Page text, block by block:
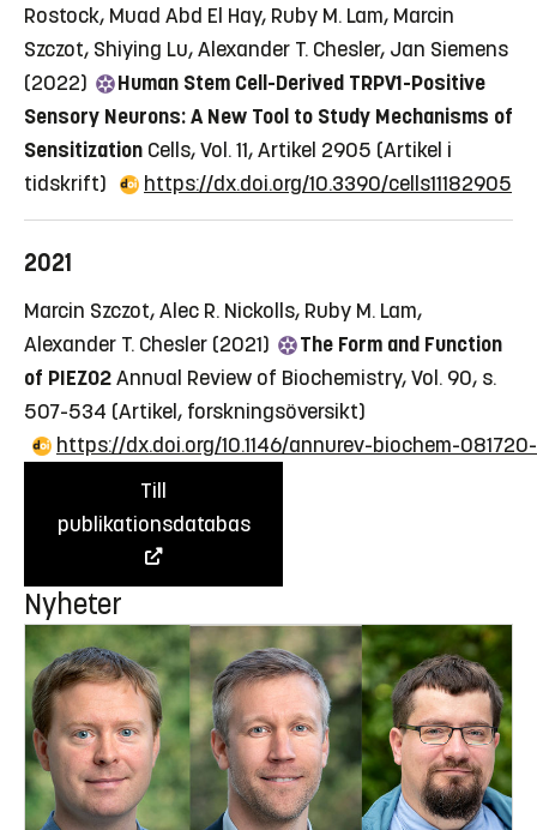
Rostock, Muad Abd El Hay, Ruby M. Lam, Marcin
Szczot, Shiying Lu, Alexander T. Chesler, Jan Siemens
(2022)
Human Stem Cell-Derived TRPV1-Positive
Sensory Neurons: A New Tool to Study Mechanisms of
Sensitization Cells, Vol. 11, Artikel 2905 (Artikel i
tidskrift)
https://dx.doi.org/10.3390/cells11182905
2021
Marcin Szczot, Alec R. Nickolls, Ruby M. Lam,
Alexander T. Chesler (2021)
The Form and Function
of PIEZO2Annual Review of Biochemistry, Vol. 90, s.
507-534 (Artikel, forskningsöversikt)
https://dx.doi.org/10.1146/annurev-biochem-
Till
publikationsdatabas
Nyheter